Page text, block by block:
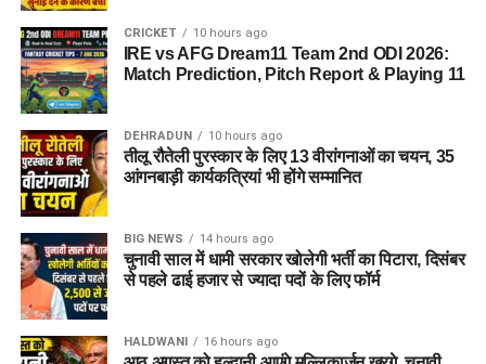
CRICKET 10 hours ago
IRE vs AFG Dream11 Team 2nd ODI 2026:
Match Prediction, Pitch Report & Playing 11
DEHRADUN 10 hours ago
तीलू रौतेली पुरस्कार के लिए 13 वीरांगनाओं का चयन, 35
आंगनबाड़ी कार्यकत्रियां भी होंगे सम्मानित
BIG NEWS 14 hours ago
चुनावी साल में धामी सरकार खोलेगी भर्ती का पिटारा, दिसंबर
से पहले ढाई हजार से ज्यादा पदों के लिए फॉर्म
HALDWANI 16 hours ago